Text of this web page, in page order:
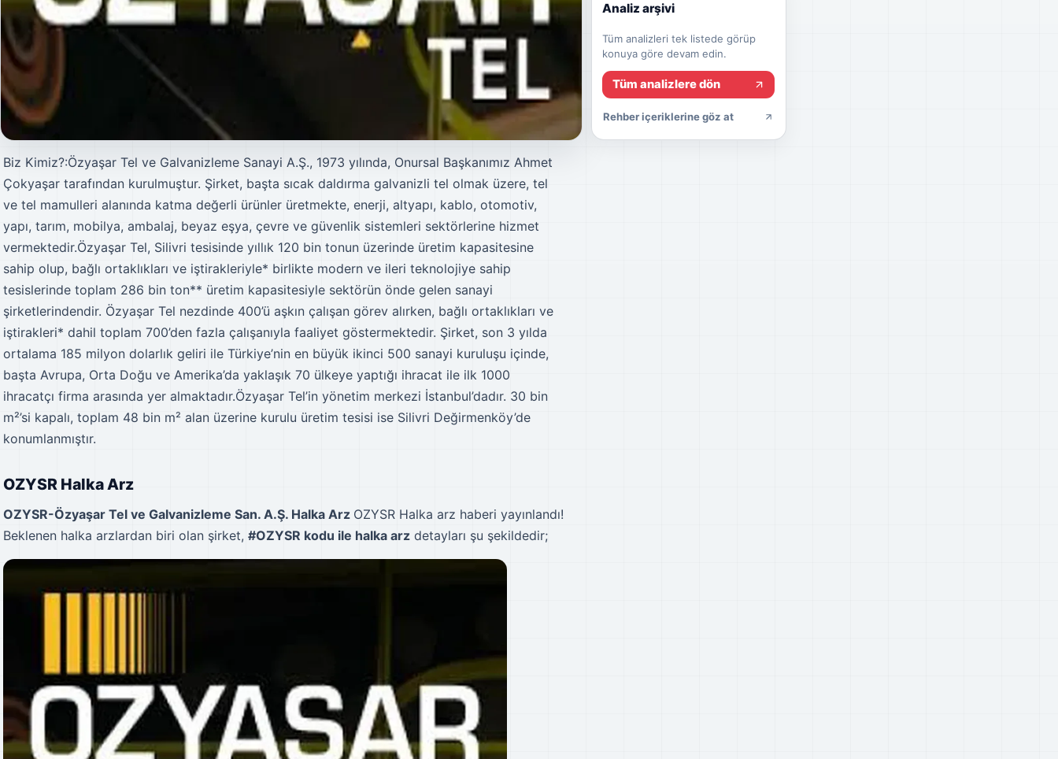
Biz Kimiz?:Özyaşar Tel ve Galvanizleme Sanayi A.Ş., 1973 yılında, Onursal Başkanımız Ahmet
Çokyaşar tarafından kurulmuştur. Şirket, başta sıcak daldırma galvanizli tel olmak üzere, tel
ve tel mamulleri alanında katma değerli ürünler üretmekte, enerji, altyapı, kablo, otomotiv,
yapı, tarım, mobilya, ambalaj, beyaz eşya, çevre ve güvenlik sistemleri sektörlerine hizmet
vermektedir.Özyaşar Tel, Silivri tesisinde yıllık 120 bin tonun üzerinde üretim kapasitesine
sahip olup, bağlı ortaklıkları ve iştirakleriyle* birlikte modern ve ileri teknolojiye sahip
tesislerinde toplam 286 bin ton** üretim kapasitesiyle sektörün önde gelen sanayi
şirketlerindendir. Özyaşar Tel nezdinde 400’ü aşkın çalışan görev alırken, bağlı ortaklıkları ve
iştirakleri* dahil toplam 700’den fazla çalışanıyla faaliyet göstermektedir. Şirket, son 3 yılda
ortalama 185 milyon dolarlık geliri ile Türkiye’nin en büyük ikinci 500 sanayi kuruluşu içinde,
başta Avrupa, Orta Doğu ve Amerika’da yaklaşık 70 ülkeye yaptığı ihracat ile ilk 1000
ihracatçı firma arasında yer almaktadır.Özyaşar Tel’in yönetim merkezi İstanbul’dadır. 30 bin
m²’si kapalı, toplam 48 bin m² alan üzerine kurulu üretim tesisi ise Silivri Değirmenköy’de
konumlanmıştır.
OZYSR Halka Arz
OZYSR-Özyaşar Tel ve Galvanizleme San. A.Ş. Halka Arz OZYSR Halka arz haberi yayınlandı!
Beklenen halka arzlardan biri olan şirket, #OZYSR kodu ile halka arz detayları şu şekildedir;
Analiz arşivi
Tüm analizleri tek listede görüp
konuya göre devam edin.
Tüm analizlere dön
Rehber içeriklerine göz at